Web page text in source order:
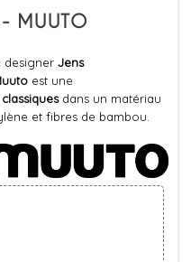
- MUUTO
designer Jens
est une
dans un matériau
et fibres de bambou.